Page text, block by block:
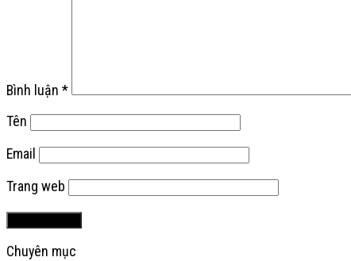
Bình luận *
Tên
Email
Trang web
Chuyên mục